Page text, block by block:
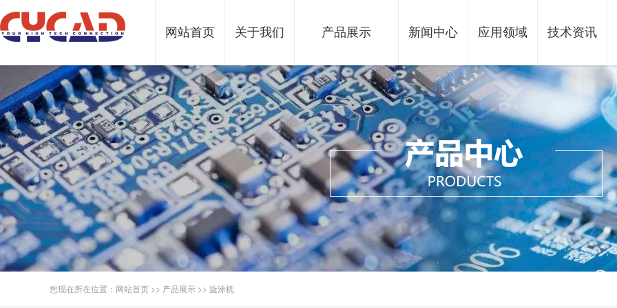
网站首页 关于我们 产品展示 新闻中心 应用领域 技术资讯
您现在所在位置： 网站首页 >> 产品展示 >> 旋涂机